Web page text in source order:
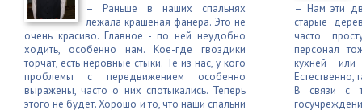
– Раньше в наших спальнях
лежала крашеная фанера. Это не
очень красиво. Главное - по ней неудобно
ходить, особенно нам. Кое-где гвоздики
торчат, есть неровные стыки. Те из нас, у кого
проблемы с передвижением особенно
выражены, часто о них спотыкались. Теперь
этого не будет. Хорошо и то, что наши спальни
– Нам эти
старые
часто
персонал
кухней
Естественно,
В связи с